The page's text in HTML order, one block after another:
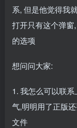
系, 但是他觉得我
打开只有这个弹窗
的选项
想问问大家:
1. 我怎么可以联
气,明明用了正版
文件